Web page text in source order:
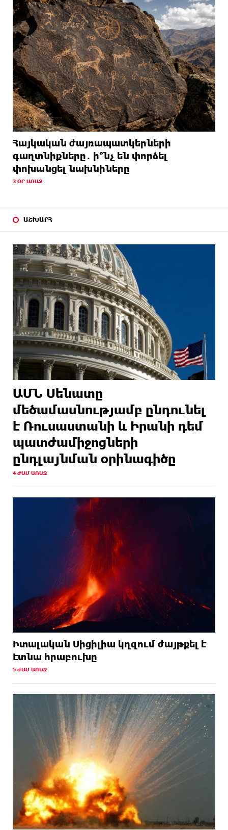
Հայկական ժայռապատկերների
գաղտնիքները․ ի՞նչ են փորձել
փոխանցել նախնիները
3 ՕՐ ԱՌԱՋ
ԱՇԽԱՐՀ
ԱՄՆ Սենատը
մեծամասնությամբ ընդունել
է Ռուսաստանի և Իրանի դեմ
պատժամիջոցների
ընդլայնման օրինագիծը
4 ԺԱՄ ԱՌԱՋ
Իտալական Սիցիլիա կղզում ժայթքել է
Էտնա հրաբուխը
5 ԺԱՄ ԱՌԱՋ